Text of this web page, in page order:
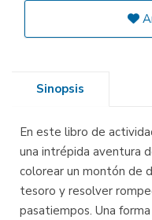
Sinopsis
En este libro de
una intrépida aventura
colorear un montón de
tesoro y resolver
pasatiempos. Una